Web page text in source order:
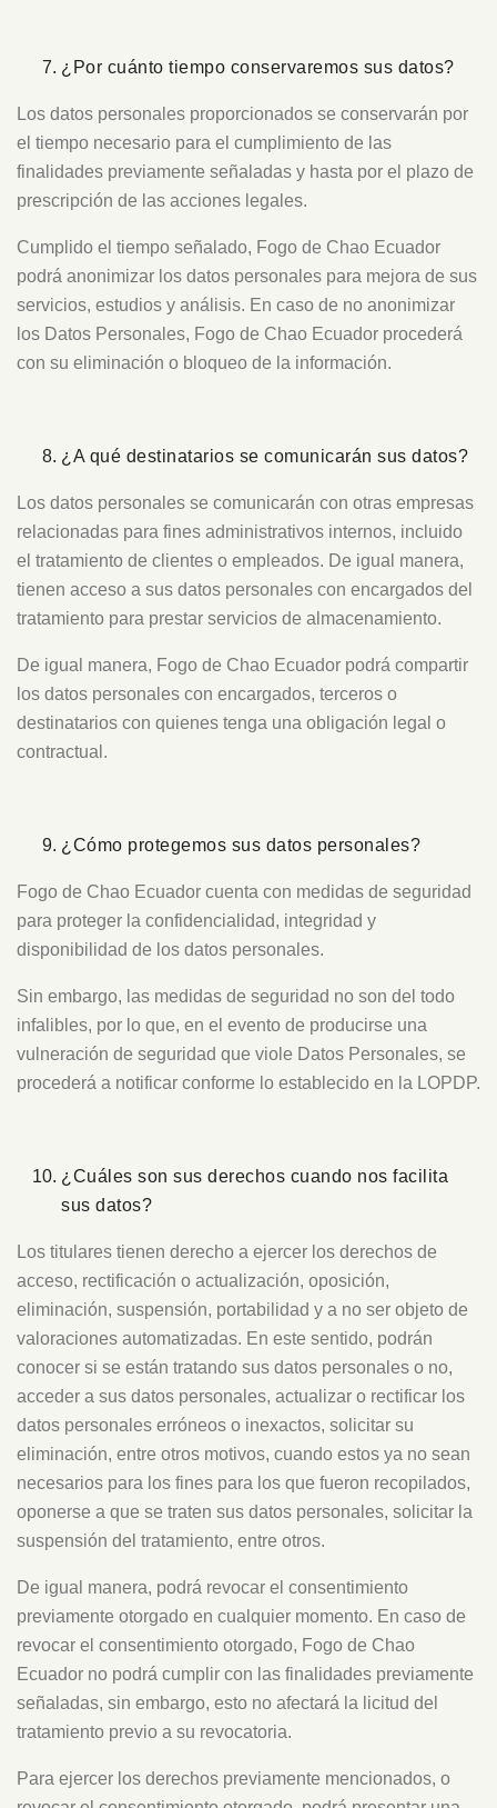
¿Por cuánto tiempo conservaremos sus datos?
Los datos personales proporcionados se conservarán por
el tiempo necesario para el cumplimiento de las
finalidades previamente señaladas y hasta por el plazo de
prescripción de las acciones legales.
Cumplido el tiempo señalado, Fogo de Chao Ecuador
podrá anonimizar los datos personales para mejora de sus
servicios, estudios y análisis. En caso de no anonimizar
los Datos Personales, Fogo de Chao Ecuador procederá
con su eliminación o bloqueo de la información.
¿A qué destinatarios se comunicarán sus datos?
Los datos personales se comunicarán con otras empresas
relacionadas para fines administrativos internos, incluido
el tratamiento de clientes o empleados. De igual manera,
tienen acceso a sus datos personales con encargados del
tratamiento para prestar servicios de almacenamiento.
De igual manera, Fogo de Chao Ecuador podrá compartir
los datos personales con encargados, terceros o
destinatarios con quienes tenga una obligación legal o
contractual.
¿Cómo protegemos sus datos personales?
Fogo de Chao Ecuador cuenta con medidas de seguridad
para proteger la confidencialidad, integridad y
disponibilidad de los datos personales.
Sin embargo, las medidas de seguridad no son del todo
infalibles, por lo que, en el evento de producirse una
vulneración de seguridad que viole Datos Personales, se
procederá a notificar conforme lo establecido en la LOPDP.
¿Cuáles son sus derechos cuando nos facilita
sus datos?
Los titulares tienen derecho a ejercer los derechos de
acceso, rectificación o actualización, oposición,
eliminación, suspensión, portabilidad y a no ser objeto de
valoraciones automatizadas. En este sentido, podrán
conocer si se están tratando sus datos personales o no,
acceder a sus datos personales, actualizar o rectificar los
datos personales erróneos o inexactos, solicitar su
eliminación, entre otros motivos, cuando estos ya no sean
necesarios para los fines para los que fueron recopilados,
oponerse a que se traten sus datos personales, solicitar la
suspensión del tratamiento, entre otros.
De igual manera, podrá revocar el consentimiento
previamente otorgado en cualquier momento. En caso de
revocar el consentimiento otorgado, Fogo de Chao
Ecuador no podrá cumplir con las finalidades previamente
señaladas, sin embargo, esto no afectará la licitud del
tratamiento previo a su revocatoria.
Para ejercer los derechos previamente mencionados, o